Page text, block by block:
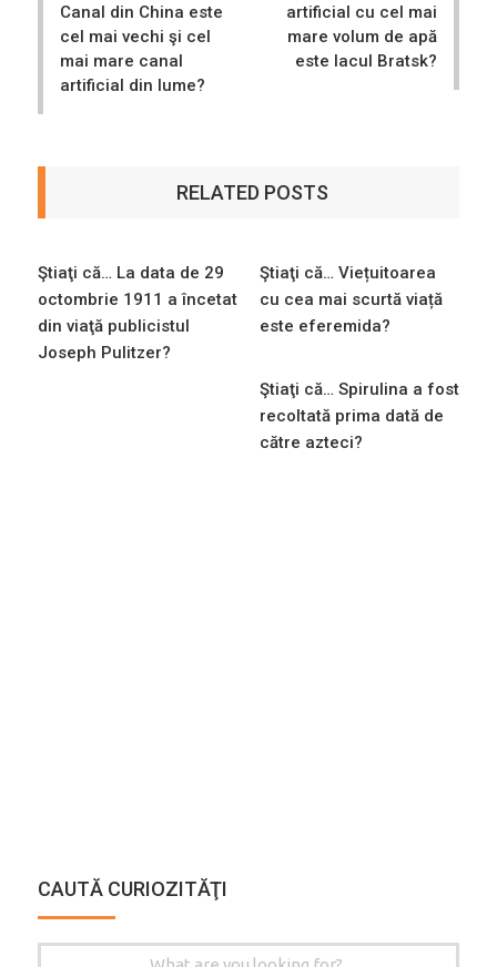
Canal din China este
cel mai vechi şi cel
mai mare canal
artificial din lume?
artificial cu cel mai
mare volum de apă
este lacul Bratsk?
RELATED POSTS
Ştiaţi că… La data de 29
octombrie 1911 a încetat
din viaţă publicistul
Joseph Pulitzer?
Ştiaţi că… Viețuitoarea
cu cea mai scurtă viață
este eferemida?
Ştiaţi că… Spirulina a fost
recoltată prima dată de
către azteci?
CAUTĂ CURIOZITĂŢI